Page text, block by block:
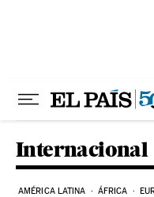
Internacional
AMÉRICA LATINA ÁFRICA